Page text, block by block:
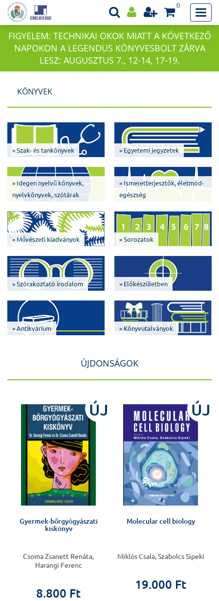
0
FIGYELEM: TECHNIKAI OKOK MIATT A KÖVETKEZŐ
NAPOKON A LEGENDUS KÖNYVESBOLT ZÁRVA
LESZ: AUGUSZTUS 7., 12-14, 17-19.
KÖNYVEK
» Szak- és tankönyvek » Egyetemi jegyzetek
» Idegen nyelvű könyvek,
nyelvkönyvek, szótárak
» Ismeretterjesztők, életmód-
egészség
» Művészeti kiadványok » Sorozatok
» Szórakoztató irodalom » Előkészületben
» Antikvárium » Könyvutalványok
ÚJDONSÁGOK
ÚJ
Gyermek-bőrgyógyászati
kiskönyv
Csoma Zsanett Renáta,
Harangi Ferenc
8.800 Ft
ÚJ
Molecular cell biology
Miklós Csala, Szabolcs Sipeki
19.000 Ft